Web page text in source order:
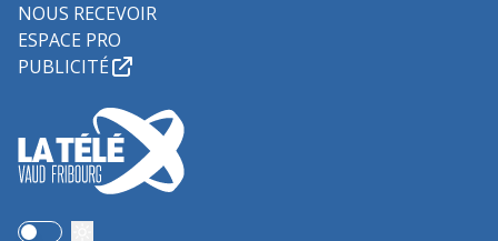
NOUS RECEVOIR
ESPACE PRO
PUBLICITÉ